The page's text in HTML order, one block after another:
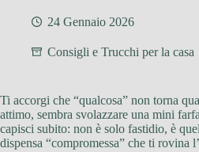
24 Gennaio 2026
Consigli e Trucchi per la casa
Ti accorgi che “qualcosa” non torna
attimo, sembra svolazzare una mini
capisci subito: non è solo fastidio, è
dispensa “compromessa” che ti rovina